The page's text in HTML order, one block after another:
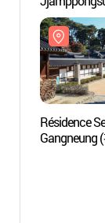
(최일순짬
Résidence
Gangneung